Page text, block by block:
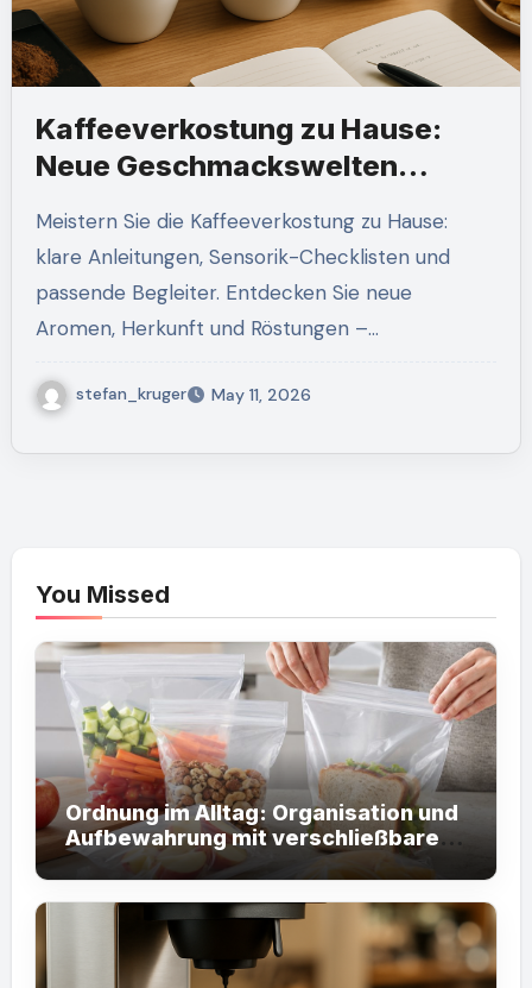
Kaffeeverkostung zu Hause:
Neue Geschmackswelten
Meistern Sie die Kaffeeverkostung zu Hause:
klare Anleitungen, Sensorik-Checklisten und
passende Begleiter. Entdecken Sie neue
Aromen, Herkunft und Röstungen –…
stefan_kruger May 11, 2026
You Missed
Ordnung im Alltag: Organisation und
Aufbewahrung mit verschließbaren
Tüten